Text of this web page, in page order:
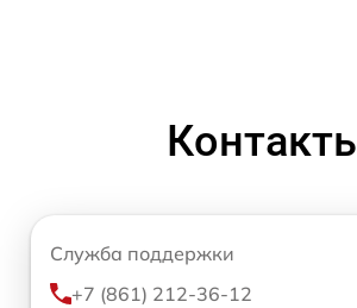
Служба поддержки
+7 (861) 212-36-12